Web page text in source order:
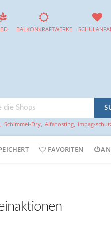
BALKONKRAFTWERKE
, Schimmel-Dry, Alfahosting, impag-
FAVORITEN